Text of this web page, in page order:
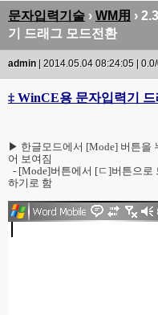
문자입력기술 › WM用 ›
기 드래그 모드전환
admin| 2014.05.04 08:24:05 |
‡ WinCE용 문자입력기
▶ 한글모드에서 [Mode] 버튼을
어 보여짐
- [Mode]버튼에서 [ㄷ]버튼으
하기로 함